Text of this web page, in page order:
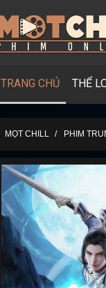
TRANG CHỦ THỂ
MỌT CHILL PHIM